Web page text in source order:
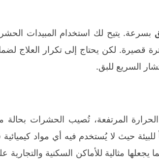
بسرعة. يتيح لك استخدام المبيدات
قصيرة. لكن يحتاج إلى تكرار العلاج
السريع للبق.
المرتفعة، تُصيب الحشرات بحالة
حيث لا يُستخدم فيه أي مواد كيميائية
مثالية للأماكن السكنية والتجارية